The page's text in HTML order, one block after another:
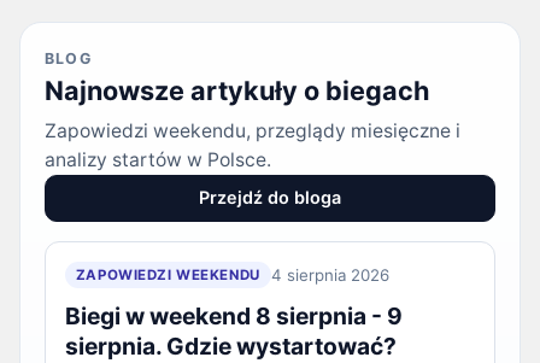
BLOG
Najnowsze artykuły o biegach
Zapowiedzi weekendu, przeglądy miesięczne i
analizy startów w Polsce.
Przejdź do bloga
ZAPOWIEDZI WEEKENDU 4 sierpnia 2026
Biegi w weekend 8 sierpnia - 9
sierpnia. Gdzie wystartować?